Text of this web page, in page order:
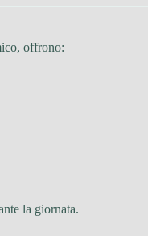
offrono:
la giornata.